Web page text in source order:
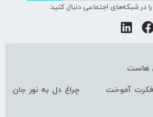
را در شبکه‌های اجتماعی دنبال کنید:
هاست
فکرت آموخت چراغ دل به نور جان